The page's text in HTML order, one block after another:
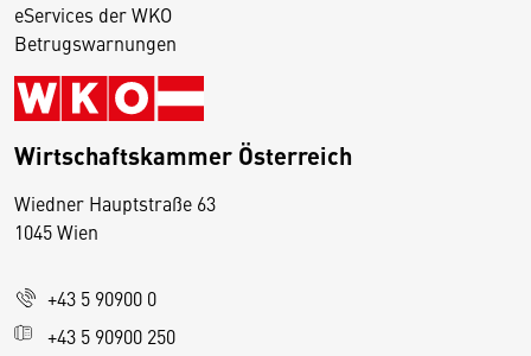
eServices der WKO
Betrugswarnungen
Wirtschaftskammer Österreich
Wiedner Hauptstraße 63
1045 Wien
+43 5 90900 0
+43 5 90900 250
D
s
e